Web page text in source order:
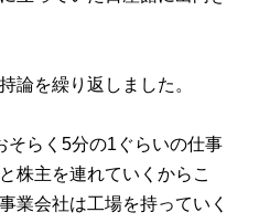
論を繰り返しました。
そらく5分の1ぐらいの仕事
株主を連れていくからこ
業会社は工場を持っていく